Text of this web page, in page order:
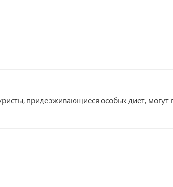
придерживающиеся особых диет,